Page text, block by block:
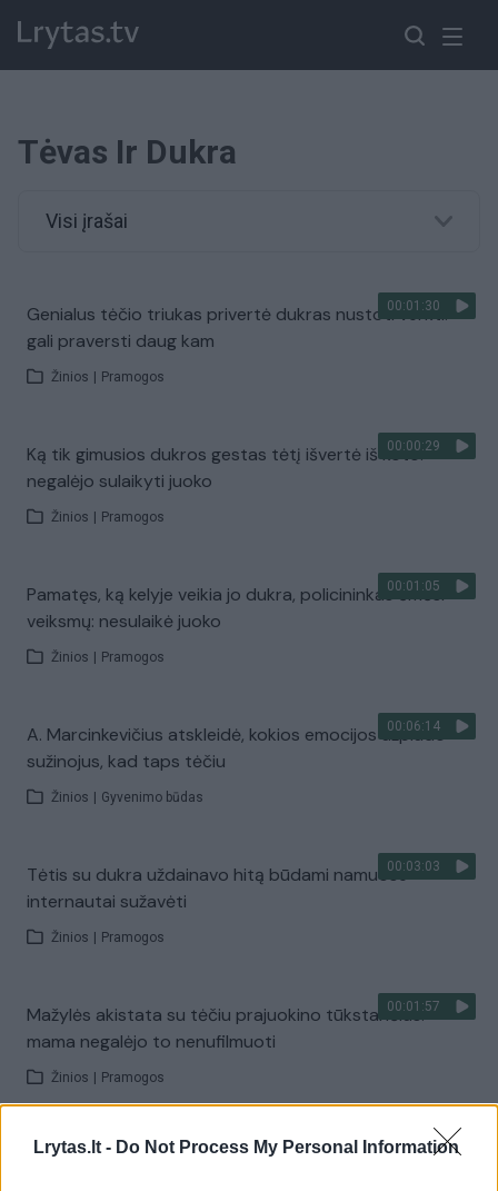
Lrytas.lt - Do Not Process My Personal Information
Tėvas Ir Dukra
Visi įrašai
00:01:30
Genialus tėčio triukas privertė dukras nustoti verkti:
gali praversti daug kam
Žinios Pramogos
00:00:29
Ką tik gimusios dukros gestas tėtį išvertė iš koto:
negalėjo sulaikyti juoko
Žinios Pramogos
00:01:05
Pamatęs, ką kelyje veikia jo dukra, policininkas ėmėsi
veiksmų: nesulaikė juoko
Žinios Pramogos
00:06:14
A. Marcinkevičius atskleidė, kokios emocijos užplūdo
sužinojus, kad taps tėčiu
Žinios Gyvenimo būdas
00:03:03
Tėtis su dukra uždainavo hitą būdami namuose –
internautai sužavėti
Žinios Pramogos
00:01:57
Mažylės akistata su tėčiu prajuokino tūkstančius:
mama negalėjo to nenufilmuoti
Žinios Pramogos
00:03:42
Nuotakos tėvo poelgis vestuvėse tapo sensacija –